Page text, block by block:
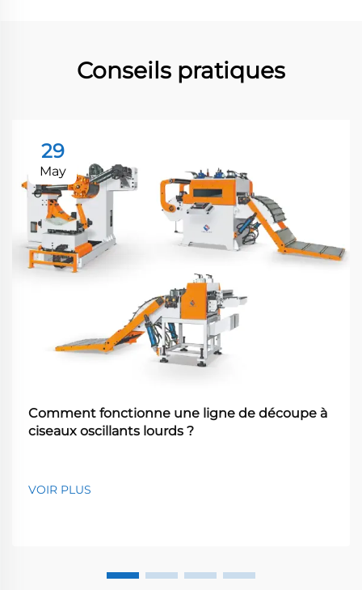
Conseils pratiques
29
May
Comment fonctionne une ligne de découpe à
ciseaux oscillants lourds ?
VOIR PLUS